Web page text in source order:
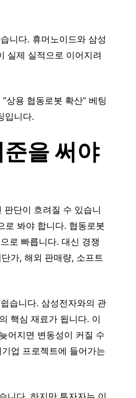
니다. 휴머노이드와 삼성
실제 실적으로 이어지려
상용 협동로봇 확산” 베팅
입니다.
을 써야
단이 흐려질 수 있습니
로 봐야 합니다. 협동로봇
로 빠릅니다. 대신 경쟁
가, 해외 판매량, 소프트
습니다. 삼성전자와의 관
핵심 재료가 됩니다. 이
어지면 변동성이 커질 수
업 프로젝트에 들어가는